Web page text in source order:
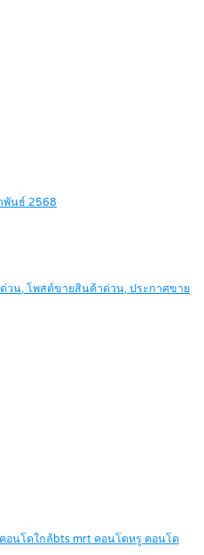
พันธ์ 2568
วน, โพสต์ขายสินค้าด่วน, ประกาศขาย
อนโดใกล้bts mrt คอนโดหรู คอนโด